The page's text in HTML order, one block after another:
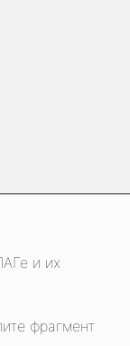
и их
фрагмент